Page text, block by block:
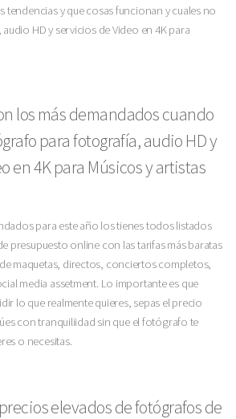
tendencias y que cosas funcionan y cuales no
HD y servicios de Video en 4K para
los más demandados cuando
para fotografía, audio HD y
en 4K para Músicos y artistas
para este año los tienes todos listados
presupuesto online con las tarifas más baratas
maquetas, directos, conciertos completos,
media assetment. Lo importante es que
lo que realmente quieres, sepas el precio
con tranquiliidad sin que el fotógrafo te
o necesitas.
elevados de fotógrafos de